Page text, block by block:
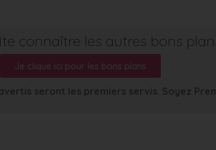
connaître les autres bons
Je clique ici pour les bons plans
seront les premiers servis. Soyez